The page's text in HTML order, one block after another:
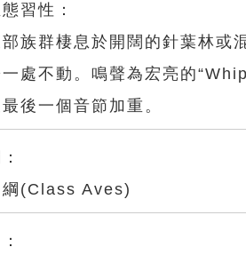
習性：
族群棲息於開闊的針葉林或
處不動。鳴聲為宏亮的
後一個音節加重。
綱(Class Aves)